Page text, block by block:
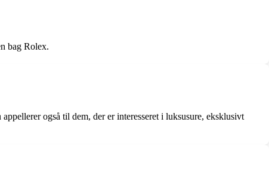
bag Rolex.
også til dem, der er interesseret i luksusure, eksklusivt